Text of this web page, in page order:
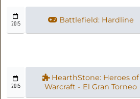
2015 Battlefield: Hardline
2015
HearthStone: Heroes of
Warcraft - El Gran Torneo